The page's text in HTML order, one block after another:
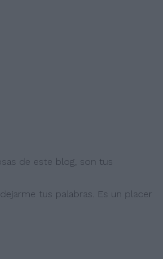
de este blog, son tus
tus palabras. Es un placer